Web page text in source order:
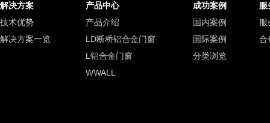
解决方案 产品中心 成功案例
服
技术优势
产品介绍 国内案例
服
解决方案一览
LD断桥铝合金门窗 国际案例
合
L铝合金门窗
分类浏览
WWALL